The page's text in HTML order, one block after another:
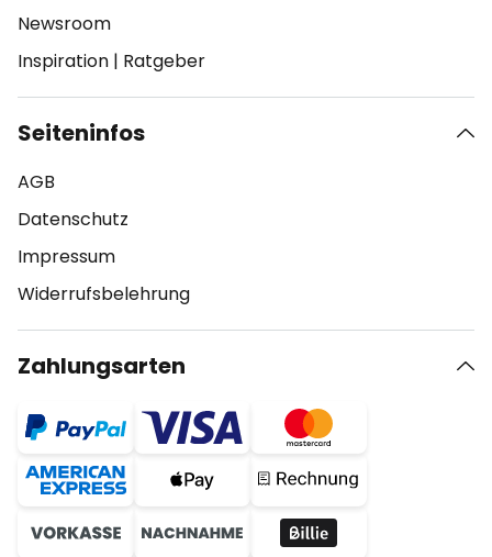
Newsroom
Inspiration | Ratgeber
Seiteninfos
AGB
Datenschutz
Impressum
Widerrufsbelehrung
Zahlungsarten